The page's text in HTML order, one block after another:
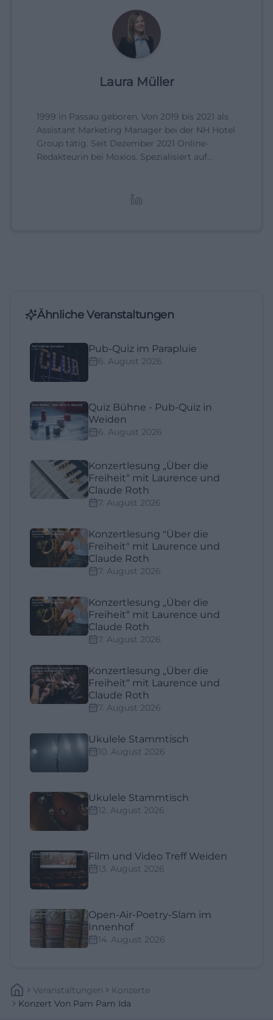
Laura Müller
1999 in Passau geboren. Von 2019 bis 2021 als
Assistant Marketing Manager bei der NH Hotel
Group tätig. Seit Dezember 2021 Online-
Redakteurin bei Moxios. Spezialisiert auf
Ähnliche Veranstaltungen
Pub-Quiz im Parapluie
6. August 2026
Quiz Bühne - Pub-Quiz in
Weiden
6. August 2026
Konzertlesung „Über die
Freiheit“ mit Laurence und
Claude Roth
7. August 2026
Konzertlesung "Über die
Freiheit" mit Laurence und
Claude Roth
7. August 2026
Konzertlesung „Über die
Freiheit“ mit Laurence und
Claude Roth
7. August 2026
Konzertlesung „Über die
Freiheit“ mit Laurence und
Claude Roth
7. August 2026
Ukulele Stammtisch
10. August 2026
Ukulele Stammtisch
12. August 2026
Film und Video Treff Weiden
13. August 2026
Open-Air-Poetry-Slam im
Innenhof
14. August 2026
Veranstaltungen
Konzerte
Konzert Von Pam Pam Ida